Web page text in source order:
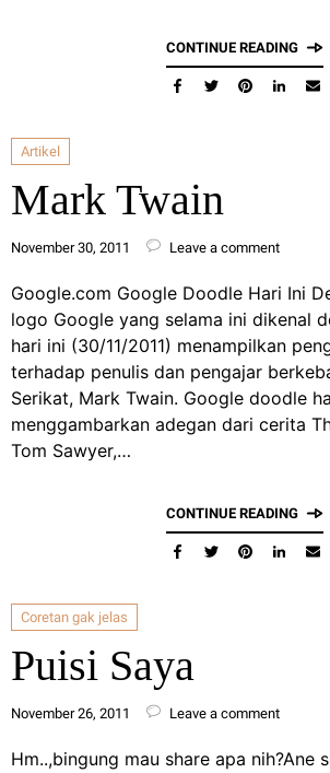
CONTINUE READING
Artikel
Mark Twain
November 30, 2011 Leave a comment
Google.com Google Doodle Hari Ini
logo Google yang selama ini dikenal
hari ini (30/11/2011) menampilkan
terhadap penulis dan pengajar
Serikat, Mark Twain. Google doodle
menggambarkan adegan dari cerita
Tom Sawyer,…
CONTINUE READING
Coretan gak jelas
Puisi Saya
November 26, 2011 Leave a comment
Hm..,bingung mau share apa nih?Ane